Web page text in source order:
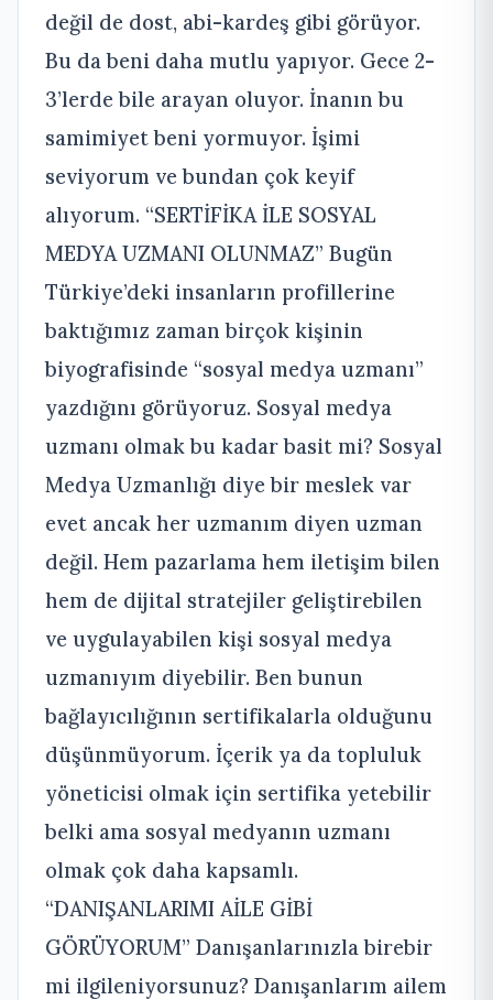
değil de dost, abi-kardeş gibi görüyor.
Bu da beni daha mutlu yapıyor. Gece 2-
3’lerde bile arayan oluyor. İnanın bu
samimiyet beni yormuyor. İşimi
seviyorum ve bundan çok keyif
alıyorum. “SERTİFİKA İLE SOSYAL
MEDYA UZMANI OLUNMAZ” Bugün
Türkiye’deki insanların profillerine
baktığımız zaman birçok kişinin
biyografisinde “sosyal medya uzmanı”
yazdığını görüyoruz. Sosyal medya
uzmanı olmak bu kadar basit mi? Sosyal
Medya Uzmanlığı diye bir meslek var
evet ancak her uzmanım diyen uzman
değil. Hem pazarlama hem iletişim bilen
hem de dijital stratejiler geliştirebilen
ve uygulayabilen kişi sosyal medya
uzmanıyım diyebilir. Ben bunun
bağlayıcılığının sertifikalarla olduğunu
düşünmüyorum. İçerik ya da topluluk
yöneticisi olmak için sertifika yetebilir
belki ama sosyal medyanın uzmanı
olmak çok daha kapsamlı.
“DANIŞANLARIMI AİLE GİBİ
GÖRÜYORUM” Danışanlarınızla birebir
mi ilgileniyorsunuz? Danışanlarım ailem